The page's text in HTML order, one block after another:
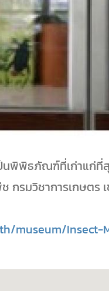
พิพิธภัณฑ์ที่เก่าแก่ที่
รมวิชาการเกษตร
museum/Insect-